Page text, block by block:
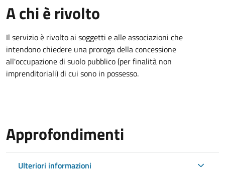
A chi è rivolto
Il servizio è rivolto ai soggetti e alle associazioni che
intendono chiedere una proroga della concessione
all'occupazione di suolo pubblico (per finalità non
imprenditoriali) di cui sono in possesso.
Approfondimenti
Ulteriori informazioni